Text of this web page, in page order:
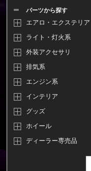
パーツから探す
エアロ・エクステリア
ライト・灯火系
外装アクセサリ
排気系
エンジン系
インテリア
グッズ
ホイール
ディーラー専売品